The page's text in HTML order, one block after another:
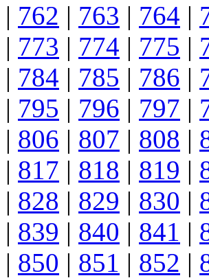
| 762 | 763 | 764 |
| 773 | 774 | 775 |
| 784 | 785 | 786 |
| 795 | 796 | 797 |
| 806 | 807 | 808 |
| 817 | 818 | 819 |
| 828 | 829 | 830 |
| 839 | 840 | 841 |
| 850 | 851 | 852 |